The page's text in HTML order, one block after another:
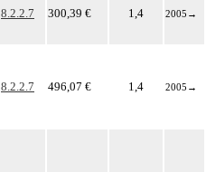
8.2.2.7 300,39 € 1,4 2005 →
8.2.2.7 496,07 € 1,4 2005 →